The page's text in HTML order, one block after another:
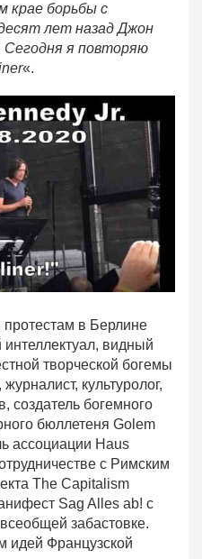
крае борьбы с
лет назад Джон
Сегодня я повторяю
«.
в Берлине
видный
творческой богемы
культуролог,
создатель богемного
бюллетеня Golem
ассоциации Haus
с Римским
The Capitalism
Sag Alles ab! с
забастовке.
идей Французской